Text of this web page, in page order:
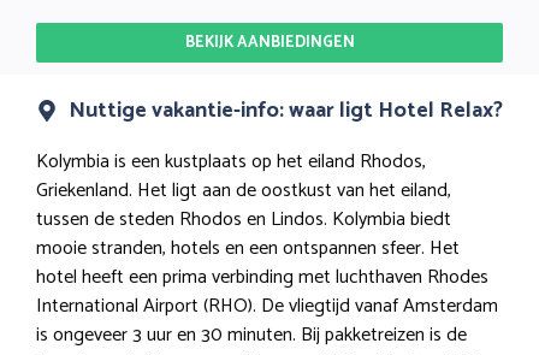
BEKIJK AANBIEDINGEN
Nuttige vakantie-info: waar ligt Hotel Relax?
Kolymbia is een kustplaats op het eiland Rhodos,
Griekenland. Het ligt aan de oostkust van het eiland,
tussen de steden Rhodos en Lindos. Kolymbia biedt
mooie stranden, hotels en een ontspannen sfeer. Het
hotel heeft een prima verbinding met luchthaven Rhodes
International Airport (RHO). De vliegtijd vanaf Amsterdam
is ongeveer 3 uur en 30 minuten. Bij pakketreizen is de